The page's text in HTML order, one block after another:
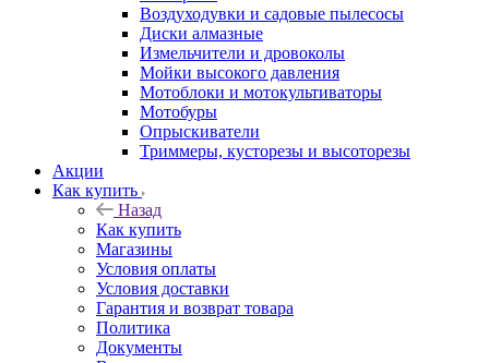
Воздуходувки и садовые пылесосы
Диски алмазные
Измельчители и дровоколы
Мойки высокого давления
Мотоблоки и мотокультиваторы
Мотобуры
Опрыскиватели
Триммеры, кусторезы и высоторезы
Акции
Как купить
Назад
Как купить
Магазины
Условия оплаты
Условия доставки
Гарантия и возврат товара
Политика
Документы